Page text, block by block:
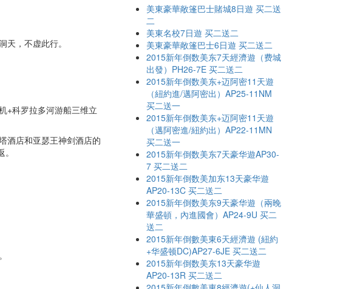
，不虚此行。
+科罗拉多河游船三维立
酒店和亚瑟王神剑酒店的
美東豪華敞篷巴士賭城8日遊 买二送
二
美東名校7日遊 买二送二
美東豪華敞篷巴士6日遊 买二送二
2015新年倒数美东7天經濟遊（费城
出發）PH26-7E 买二送二
2015新年倒数美东+迈阿密11天遊
（紐約進/邁阿密出）AP25-11NM
买二送一
2015新年倒数美东+迈阿密11天遊
（邁阿密進/紐約出）AP22-11MN
买二送一
2015新年倒数美东7天豪华遊AP30-
7 买二送二
2015新年倒数美加东13天豪华遊
AP20-13C 买二送二
2015新年倒数美东9天豪华遊（兩晚
華盛頓，內進國會）AP24-9U 买二
送二
2015新年倒數美東6天經濟遊 (紐約
+华盛顿DC)AP27-6JE 买二送二
2015新年倒数美东13天豪华遊
AP20-13R 买二送二